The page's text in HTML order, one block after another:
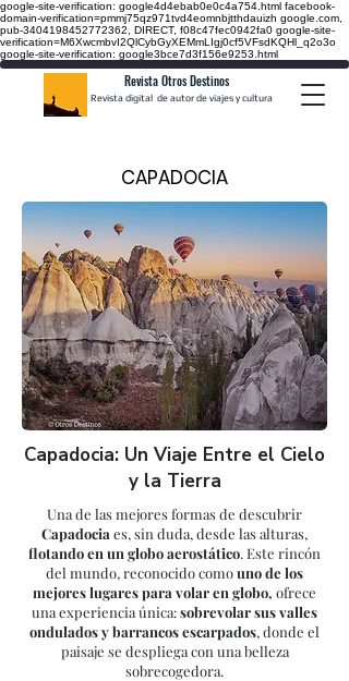
google-site-verification: google4d4ebab0e0c4a754.html facebook-
domain-verification=pmmj75qz971tvd4eomnbjtthdauizh google.com,
pub-3404198452772362, DIRECT, f08c47fec0942fa0 google-site-
verification=M6XwcmbvI2QlCybGyXEMmLIgj0cf5VFsdKQHl_q2o3o
google-site-verification: google3bce7d3f156e9253.html
Revista Otros Destinos
Revista digital de autor de viajes y cultura
CAPADOCIA
Capadocia: Un Viaje Entre el Cielo
y la Tierra
Una de las mejores formas de descubrir
Capadocia es, sin duda, desde las alturas,
flotando en un globo aerostático. Este rincón
del mundo, reconocido comouno de los
mejores lugares para volar en globo, ofrece
una experiencia única:sobrevolar sus valles
ondulados y barrancos escarpados, donde el
paisaje se despliega con una belleza
sobrecogedora.